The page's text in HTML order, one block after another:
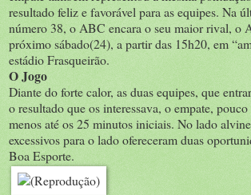
resultado feliz e favorável para as equipes. Na
número 38, o ABC encara o seu maior rival, o
próximo sábado(24), a partir das 15h20, em
estádio Frasqueirão.
O Jogo
Diante do forte calor, as duas equipes, que
o resultado que os interessava, o empate,
menos até os 25 minutos iniciais. No lado
excessivos para o lado ofereceram duas
Boa Esporte.